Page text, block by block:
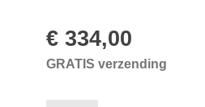
€ 334,00
GRATIS verzending